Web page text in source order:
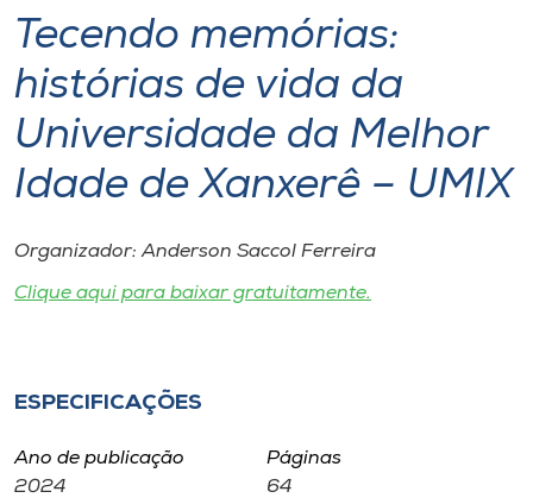
Cultura
CPA
Biblioteca
Rádio
Store
Tecendo memórias:
histórias de vida da
Universidade da Melhor
Idade de Xanxerê – UMIX
Organizador: Anderson Saccol Ferreira
Clique aqui para baixar gratuitamente.
ESPECIFICAÇÕES
Ano de publicação
2024
Páginas
64